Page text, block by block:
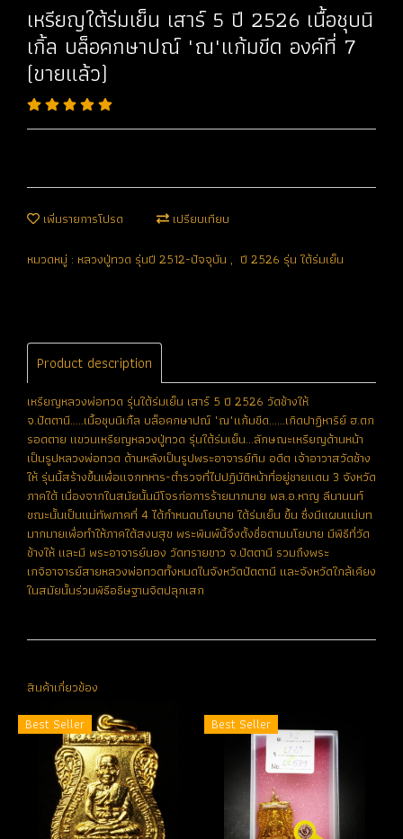
เหรียญใต้ร่มเย็น เสาร์ 5 ปี 2526 เนื้อชุบนิ
เกิ้ล บล็อคกษาปณ์ "ณ"แก้มขีด องค์ที่ 7
(ขายแล้ว)
เพิ่มรายการโปรด เปรียบเทียบ
หมวดหมู่ : หลวงปู่ทวด รุ่นปี 2512-ปัจจุบัน , ปี 2526 รุ่น ใต้ร่มเย็น
Product description
เหรียญหลวงพ่อทวด รุ่นใต้ร่มเย็น เสาร์ 5 ปี 2526 วัดช้างให้
จ.ปัตตานี.....เนื้อชุบนิเกิ้ล บล็อคกษาปณ์ "ณ"แก้มขีด......เกิดปาฏิหาริย์ ฮ.ตก
รอดตาย แขวนเหรียญหลวงปู่ทวด รุ่นใต้ร่มเย็น...ลักษณะเหรียญด้านหน้า
เป็นรูปหลวงพ่อทวด ด้านหลังเป็นรูปพระอาจารย์ทิม อดีต เจ้าอาวาสวัดช้าง
ให้ รุ่นนี้สร้างขึ้นเพื่อแจกทหาร-ตำรวจที่ไปปฏิบัติหน้าที่อยู่ชายแดน 3 จังหวัด
ภาคใต้ เนื่องจากในสมัยนั้นมีโจรก่อการร้ายมากมาย พล.อ.หาญ ลีนานนท์
ขณะนั้นเป็นแม่ทัพภาคที่ 4 ได้กำหนดนโยบาย ใต้ร่มเย็น ขึ้น ซึ่งมีแผนแม่บท
มากมายเพื่อทำให้ภาคใต้สงบสุข พระพิมพ์นี้จึงตั้งชื่อตามนโยบาย มีพิธีที่วัด
ช้างให้ และมี พระอาจารย์นอง วัดทรายขาว จ.ปัตตานี รวมถึงพระ
เกจิอาจารย์สายหลวงพ่อทวดทั้งหมดในจังหวัดปัตตานี และจังหวัดใกล้เคียง
ในสมัยนั้นร่วมพิธีอธิษฐานจิตปลุกเสก
สินค้าเกี่ยวข้อง
Best Seller
Best Seller